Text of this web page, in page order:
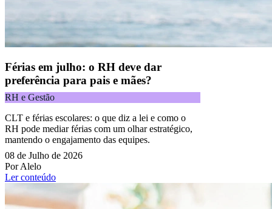
Férias em julho: o RH deve dar
preferência para pais e mães?
RH e Gestão
CLT e férias escolares: o que diz a lei e como o
RH pode mediar férias com um olhar estratégico,
mantendo o engajamento das equipes.
08 de Julho de 2026
Por Alelo
Ler conteúdo